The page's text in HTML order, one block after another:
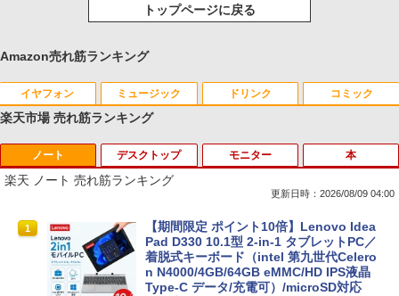
トップページに戻る
Amazon売れ筋ランキング
イヤフォン
Anker Soundcore P42i (Bluetooth 6.1)【完
全ワイヤレスイヤホン/ウルトラノイズキャン
セリング 3.5 / マルチポイント接続 / 最大40時
間再生 / コンパクト形状/持ち運びに便利 / IP5
5 防塵防水位規格/PSE技術基準適合】パープ
￥9,990
ミュージック
BRUCE WAYNE feat. Flo Milli, ATL Jacob
[Explicit]
BRUCE WAYNE feat. Flo Milli, ATL Jacob
[Explicit]
ドリンク
by Amazon 天然水 ラベルレス 500ml ×24本
富士山の天然水 バナジウム含有 水 ミネラル
ウォーター ペットボトル 静岡県産 500ミリリ
￥1,380
【Amazon.co.jp限定】 い・ろ・は・す 2L P
コミック
薬屋のひとりごと 17巻 (デジタル版ビッグガ
ンガンコミックス)
異世界居酒屋「のぶ」(22) (角川コミックス・
エース)
楽天市場 売れ筋ランキング
ノート
楽天 ノート 売れ筋ランキング
更新日時：2026/08/09 04:00
1
【期間限定 ポイント10倍】Lenovo Idea
Pad D330 10.1型 2-in-1 タブレットPC／
着脱式キーボード（intel 第九世代Celero
n N4000/4GB/64GB eMMC/HD IPS液晶
Type-C データ/充電可）/microSD対応
デスクトップ モニター 本